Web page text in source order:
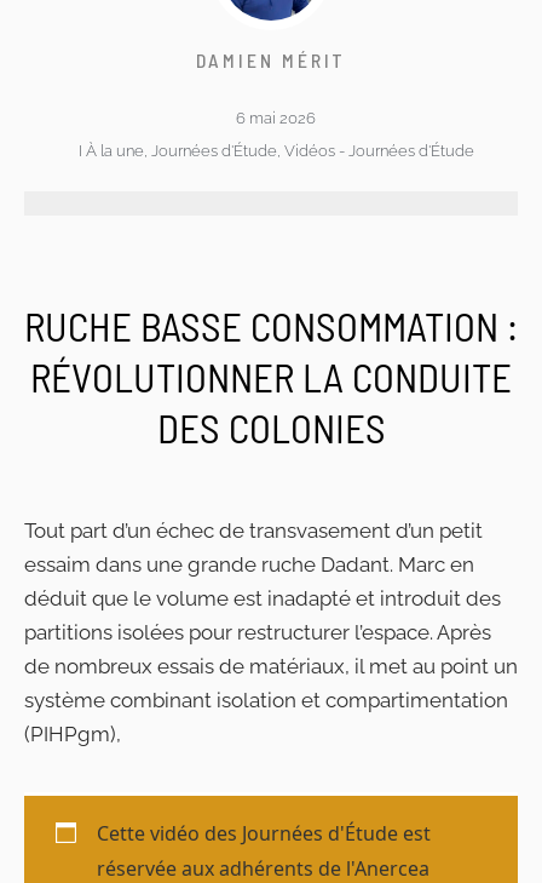
DAMIEN MÉRIT
6 mai 2026
I À la une, Journées d'Étude, Vidéos - Journées d'Étude
RUCHE BASSE CONSOMMATION :
RÉVOLUTIONNER LA CONDUITE
DES COLONIES
Tout part d’un échec de transvasement d’un petit
essaim dans une grande ruche Dadant. Marc en
déduit que le volume est inadapté et introduit des
partitions isolées pour restructurer l’espace. Après
de nombreux essais de matériaux, il met au point un
système combinant isolation et compartimentation
(PIHPgm),
Cette vidéo des Journées d'Étude est
réservée aux adhérents de l'Anercea